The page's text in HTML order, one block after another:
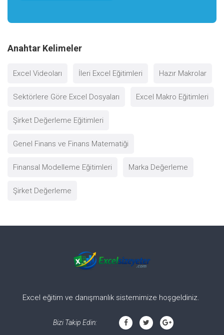
Anahtar Kelimeler
Excel Videoları İleri Excel Eğitimleri Hazır Makrolar
Sektörlere Göre Excel Dosyaları Excel Makro Eğitimleri
Şirket Değerleme Eğitimleri
Genel Finans ve Finans Matematiği
Finansal Modelleme Eğitimleri Marka Değerleme
Şirket Değerleme
Excel eğitim ve danışmanlık sistemimize hoşgeldiniz.
Bizi Takip Edin: